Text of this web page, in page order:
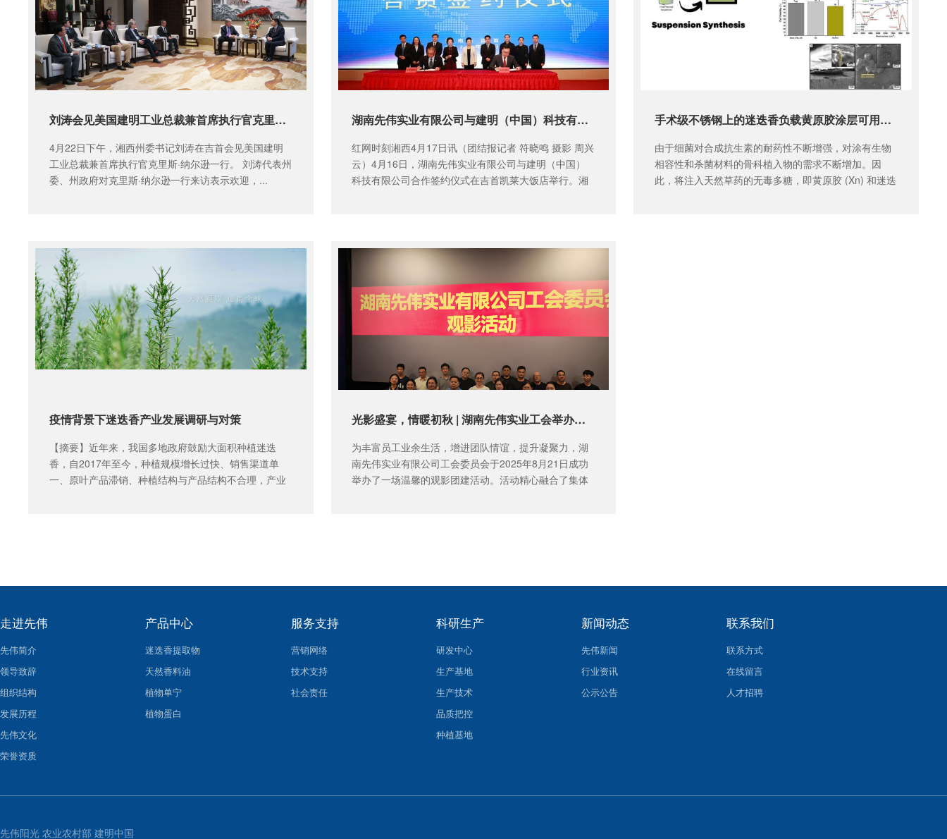
刘涛会见美国建明工业总裁兼首席执行官克里斯·纳尔逊一行
4月22日下午，湘西州委书记刘涛在吉首会见美国建明
工业总裁兼首席执行官克里斯·纳尔逊一行。 刘涛代表州
委、州政府对克里斯·纳尔逊一行来访表示欢迎，...
湖南先伟实业有限公司与建明（中国）科技有限公司签约合作
红网时刻湘西4月17日讯（团结报记者 符晓鸣 摄影 周兴
云）4月16日，湖南先伟实业有限公司与建明（中国）
科技有限公司合作签约仪式在吉首凯莱大饭店举行。湘
手术级不锈钢上的迷迭香负载黄原胶涂层可用于潜在的骨科应用
由于细菌对合成抗生素的耐药性不断增强，对涂有生物
相容性和杀菌材料的骨科植入物的需求不断增加。因
此，将注入天然草药的无毒多糖，即黄原胶 (Xn) 和迷迭
疫情背景下迷迭香产业发展调研与对策
【摘要】近年来，我国多地政府鼓励大面积种植迷迭
香，自2017年至今，种植规模增长过快、销售渠道单
一、原叶产品滞销、种植结构与产品结构不合理，产业
光影盛宴，情暖初秋 | 湖南先伟实业工会举办《东极岛》观影团建活动
为丰富员工业余生活，增进团队情谊，提升凝聚力，湖
南先伟实业有限公司工会委员会于2025年8月21日成功
举办了一场温馨的观影团建活动。活动精心融合了集体
走进先伟
先伟简介
领导致辞
组织结构
发展历程
先伟文化
荣誉资质
产品中心
迷迭香提取物
天然香料油
植物单宁
植物蛋白
服务支持
营销网络
技术支持
社会责任
科研生产
研发中心
生产基地
生产技术
品质把控
种植基地
新闻动态
先伟新闻
行业资讯
公示公告
联系我们
联系方式
在线留言
人才招聘
先伟阳光 农业农村部 建明中国